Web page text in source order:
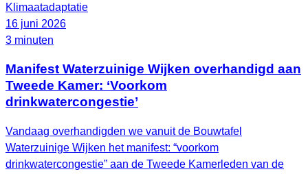
Klimaatadaptatie
16 juni 2026
3 minuten
Manifest Waterzuinige Wijken overhandigd aan
Tweede Kamer: ‘Voorkom
drinkwatercongestie’
Vandaag overhandigden we vanuit de Bouwtafel
Waterzuinige Wijken het manifest: “voorkom
drinkwatercongestie” aan de Tweede Kamerleden van de